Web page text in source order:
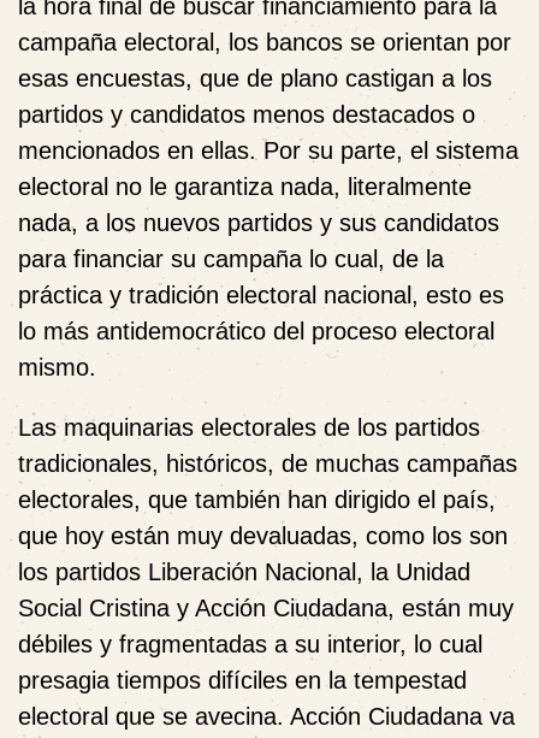
la hora final de buscar financiamiento para la
campaña electoral, los bancos se orientan por
esas encuestas, que de plano castigan a los
partidos y candidatos menos destacados o
mencionados en ellas. Por su parte, el sistema
electoral no le garantiza nada, literalmente
nada, a los nuevos partidos y sus candidatos
para financiar su campaña lo cual, de la
práctica y tradición electoral nacional, esto es
lo más antidemocrático del proceso electoral
mismo.
Las maquinarias electorales de los partidos
tradicionales, históricos, de muchas campañas
electorales, que también han dirigido el país,
que hoy están muy devaluadas, como los son
los partidos Liberación Nacional, la Unidad
Social Cristina y Acción Ciudadana, están muy
débiles y fragmentadas a su interior, lo cual
presagia tiempos difíciles en la tempestad
electoral que se avecina. Acción Ciudadana va